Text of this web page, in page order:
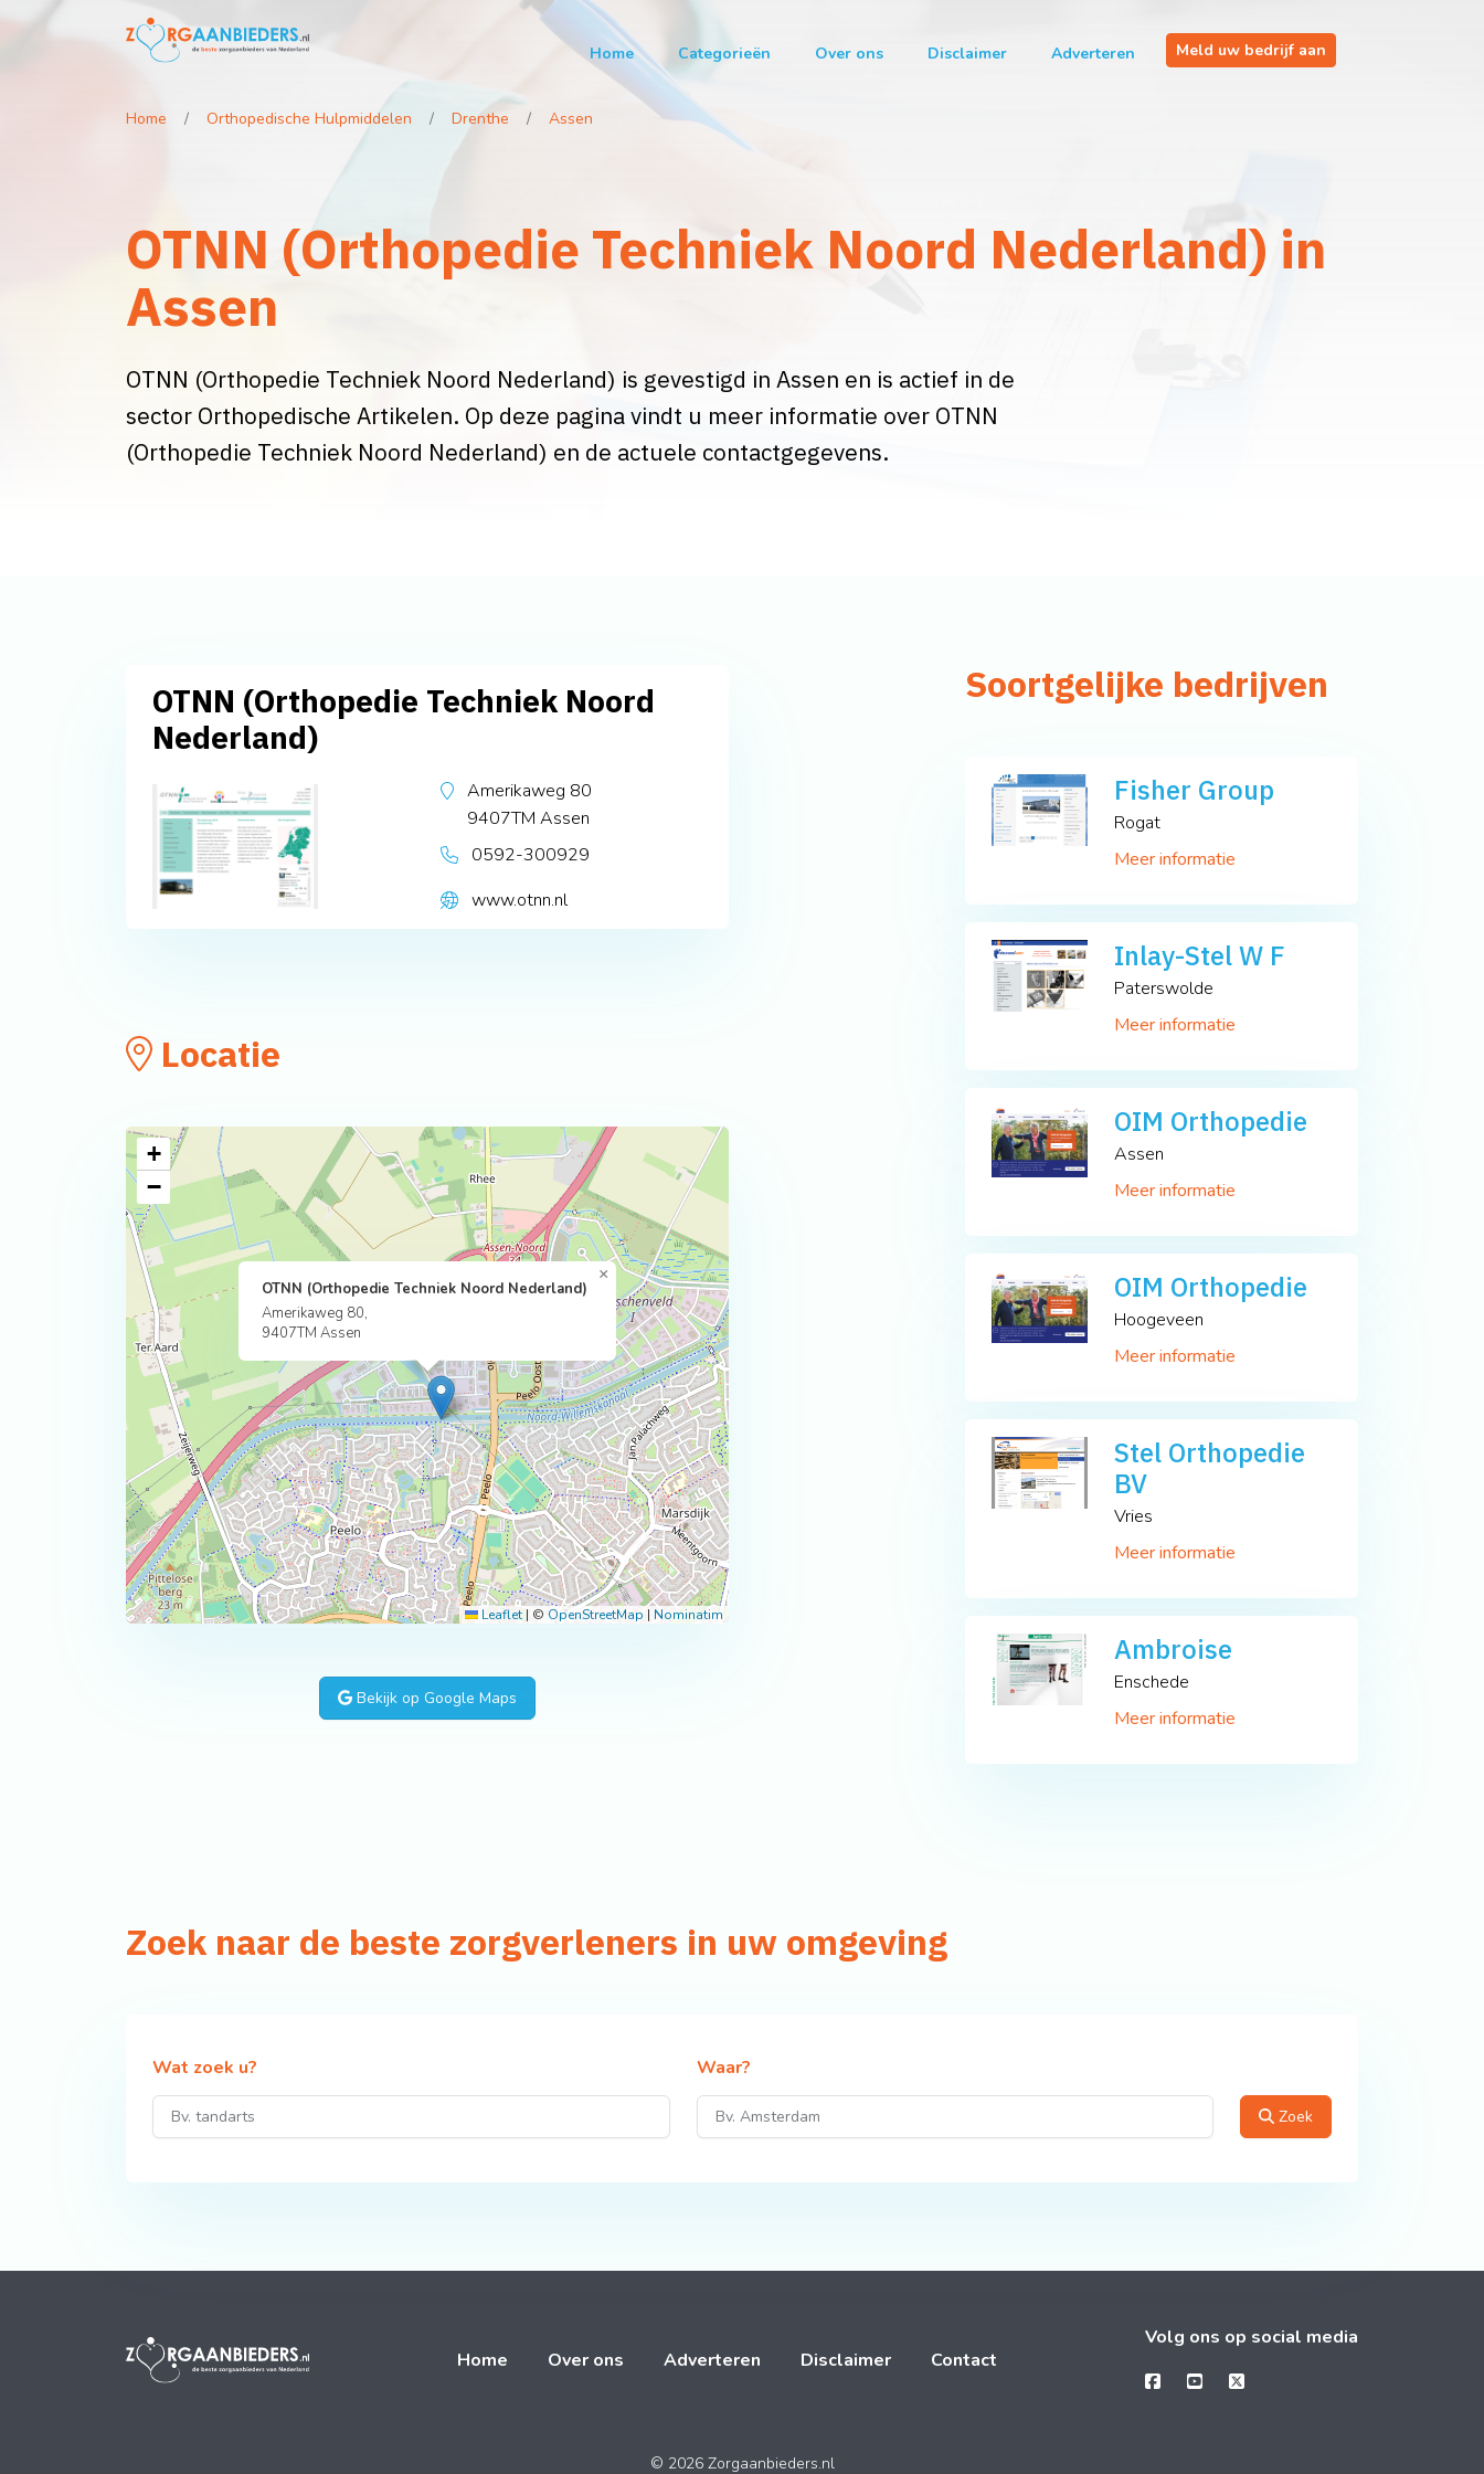
Home Categorieën Over ons Disclaimer Adverteren Meld uw bedrijf aan
Home Orthopedische Hulpmiddelen Drenthe Assen
OTNN (Orthopedie Techniek Noord Nederland) in
Assen
OTNN (Orthopedie Techniek Noord Nederland) is gevestigd in Assen en is actief in de
sector Orthopedische Artikelen. Op deze pagina vindt u meer informatie over OTNN
(Orthopedie Techniek Noord Nederland) en de actuele contactgegevens.
OTNN (Orthopedie Techniek Noord
Nederland)
Amerikaweg 80
9407TM Assen
0592-300929
www.otnn.nl
Locatie
OTNN (Orthopedie Techniek Noord Nederland)
Amerikaweg 80,
9407TM Assen
×
+
−
Leaflet | © OpenStreetMap | Nominatim
Bekijk op Google Maps
Soortgelijke bedrijven
Fisher Group
Rogat
Meer informatie
Inlay-Stel W F
Paterswolde
Meer informatie
OIM Orthopedie
Assen
Meer informatie
OIM Orthopedie
Hoogeveen
Meer informatie
Stel Orthopedie
BV
Vries
Meer informatie
Ambroise
Enschede
Meer informatie
Zoek naar de beste zorgverleners in uw omgeving
Wat zoek u? Waar?
Zoek
Home Over ons Adverteren Disclaimer Contact
Volg ons op social media
© 2026 Zorgaanbieders.nl